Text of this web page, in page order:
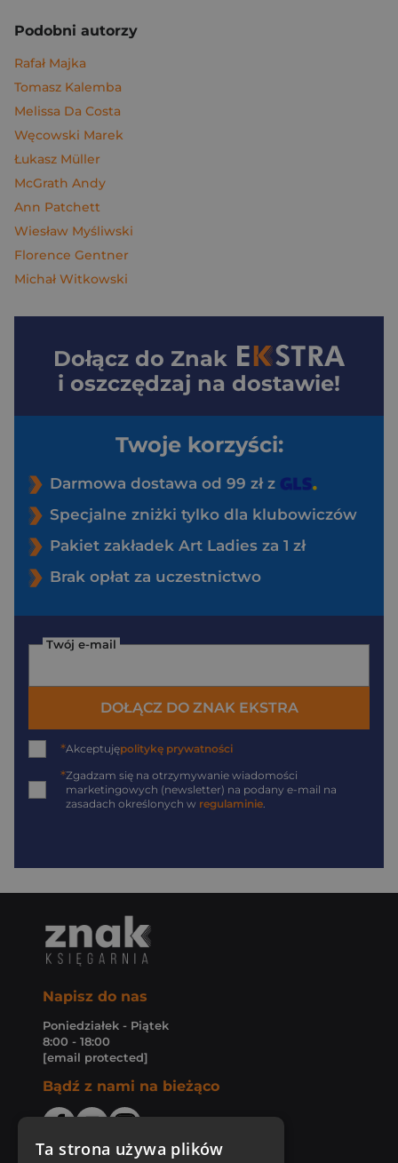
Podobni autorzy
Rafał Majka
Tomasz Kalemba
Melissa Da Costa
Węcowski Marek
Łukasz Müller
McGrath Andy
Ann Patchett
Wiesław Myśliwski
Florence Gentner
Michał Witkowski
Dołącz do Znak
i oszczędzaj na dostawie!
Twoje korzyści:
Darmowa dostawa od 99 zł z
Specjalne zniżki tylko dla klubowiczów
Pakiet zakładek Art Ladies za 1 zł
Brak opłat za uczestnictwo
Twój e-mail
DOŁĄCZ DO ZNAK EKSTRA
*Akceptujępolitykę prywatności
*Zgadzam się na otrzymywanie wiadomości
marketingowych (newsletter) na podany e-mail na
zasadach określonych w regulaminie.
Napisz do nas
Poniedziałek - Piątek
8:00 - 18:00
[email protected]
Bądź z nami na bieżąco
Ta strona używa plików